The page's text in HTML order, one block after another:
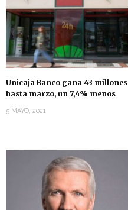
Unicaja Banco gana 43 millones
hasta marzo, un 7,4% menos
5 MAYO, 2021